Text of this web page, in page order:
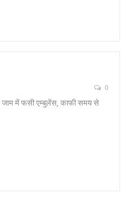
0
जाम में फसी एम्बुलेंस, काफी समय से